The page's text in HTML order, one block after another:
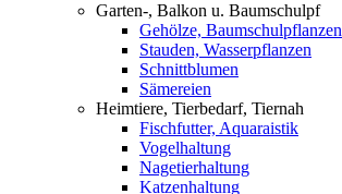
Garten-, Balkon u. Baumschulpf
Gehölze, Baumschulpflanzen
Stauden, Wasserpflanzen
Schnittblumen
Sämereien
Heimtiere, Tierbedarf, Tiernah
Fischfutter, Aquaraistik
Vogelhaltung
Nagetierhaltung
Katzenhaltung